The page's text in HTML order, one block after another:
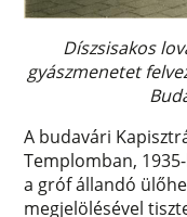
Díszsisakos
gyászmenetet
A budavári
Templomban,
a gróf állandó
megjelölésével